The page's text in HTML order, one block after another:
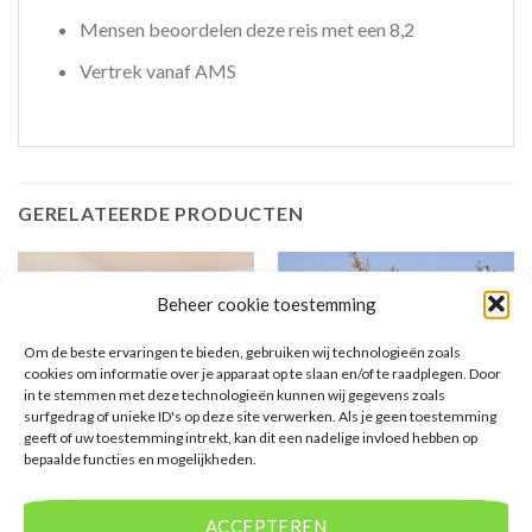
Beheer cookie toestemming
Om de beste ervaringen te bieden, gebruiken wij technologieën zoals
cookies om informatie over je apparaat op te slaan en/of te raadplegen. Door
in te stemmen met deze technologieën kunnen wij gegevens zoals
surfgedrag of unieke ID's op deze site verwerken. Als je geen toestemming
geeft of uw toestemming intrekt, kan dit een nadelige invloed hebben op
bepaalde functies en mogelijkheden.
ACCEPTEREN
Mensen beoordelen deze reis met een 8,2
Vertrek vanaf AMS
GERELATEERDE PRODUCTEN
GRIEKENLAND
Hydrele Beach & Village